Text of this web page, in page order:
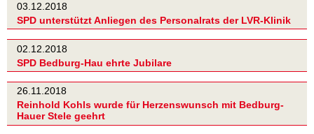
03.12.2018
SPD unterstützt Anliegen des Personalrats der LVR-Klinik
02.12.2018
SPD Bedburg-Hau ehrte Jubilare
26.11.2018
Reinhold Kohls wurde für Herzenswunsch mit Bedburg-
Hauer Stele geehrt